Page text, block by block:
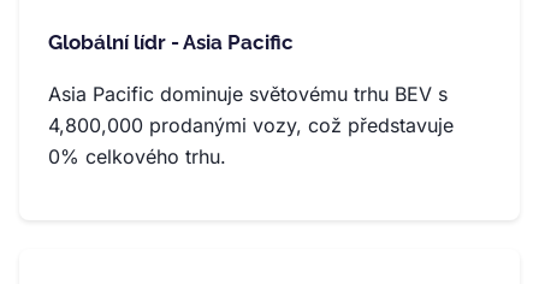
Globální lídr - Asia Pacific
Asia Pacific dominuje světovému trhu BEV s
4,800,000 prodanými vozy, což představuje
0% celkového trhu.